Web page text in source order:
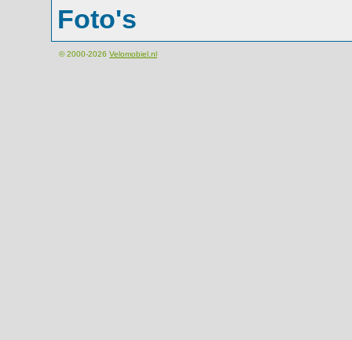
Foto's
© 2000-2026 Velomobiel.nl